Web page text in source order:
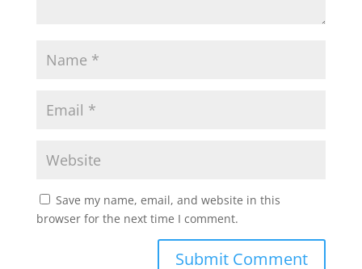
Save my name, email, and website in this
browser for the next time I comment.